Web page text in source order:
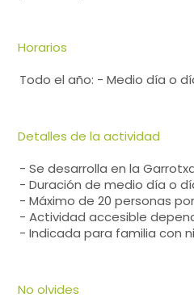
Horarios
Todo el año: - Medio día o
Detalles de la actividad
- Se desarrolla en la
- Duración de medio día o
- Máximo de 20 personas
- Actividad accesible
- Indicada para familia con
No olvides